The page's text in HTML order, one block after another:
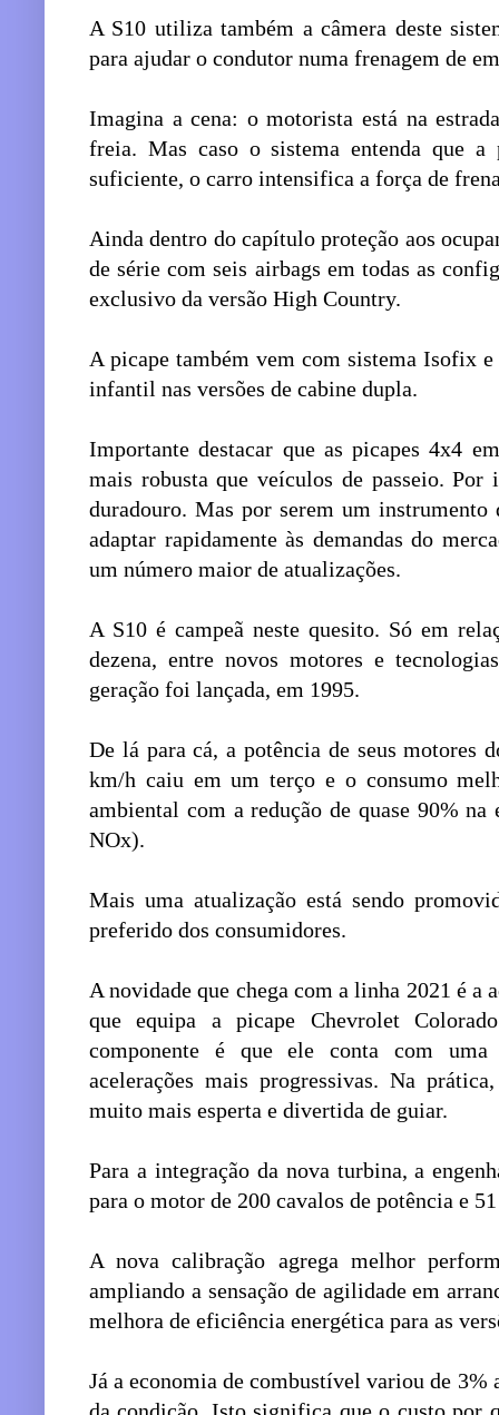
A S10 utiliza também a câmera deste
para ajudar o condutor numa frenagem de
Imagina a cena: o motorista está na
freia. Mas caso o sistema entenda que a
suficiente, o carro intensifica a força de
Ainda dentro do capítulo proteção aos
de série com seis airbags em todas as
exclusivo da versão High Country.
A picape também vem com sistema Isofix
infantil nas versões de cabine dupla.
Importante destacar que as picapes 4x4
mais robusta que veículos de passeio.
duradouro. Mas por serem um instrumento
adaptar rapidamente às demandas do
um número maior de atualizações.
A S10 é campeã neste quesito. Só em
dezena, entre novos motores e
geração foi lançada, em 1995.
De lá para cá, a potência de seus motores
km/h caiu em um terço e o consumo
ambiental com a redução de quase 90%
NOx).
Mais uma atualização está sendo
preferido dos consumidores.
A novidade que chega com a linha 2021 é a
que equipa a picape Chevrolet
componente é que ele conta com
acelerações mais progressivas. Na
muito mais esperta e divertida de guiar.
Para a integração da nova turbina, a
para o motor de 200 cavalos de potência e
A nova calibração agrega melhor
ampliando a sensação de agilidade em
melhora de eficiência energética para as
Já a economia de combustível variou de 3%